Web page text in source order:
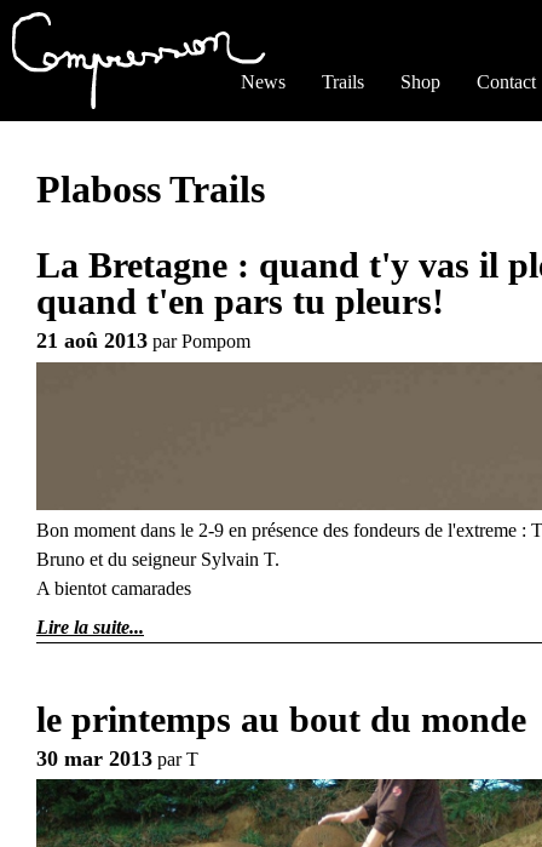
News Trails Shop Contact
Plaboss Trails
La Bretagne : quand t'y vas il
quand t'en pars tu pleurs!
21 aoû 2013 parPompom
Bon moment dans le 2-9 en présence des fondeurs de l'extreme :
Bruno et du seigneur Sylvain T.
A bientot camarades
Lire la suite
le printemps au bout du monde
30 mar 2013 parT